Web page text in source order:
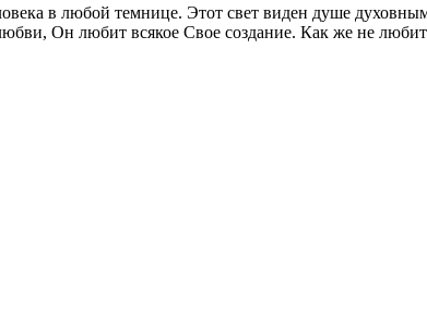
в любой темнице. Этот свет виден душе
Он любит всякое Свое создание. Как же не